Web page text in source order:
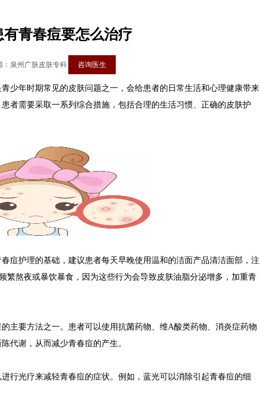
有青春痘要怎么治疗
：泉州广肤皮肤专科 咨询医生
年时期常见的皮肤问题之一，会给患者的日常生活和心理健康带来
者需要采取一系列综合措施，包括合理的生活习惯、正确的皮肤护
护理的基础，建议患者每天早晚使用温和的洁面产品清洁面部，注
繁熬夜或暴饮暴食，因为这些行为会导致皮肤油脂分泌增多，加重青
要方法之一。患者可以使用抗菌药物、维A酸类药物、消炎症药物
代谢，从而减少青春痘的产生。
光疗来减轻青春痘的症状。例如，蓝光可以消除引起青春痘的细